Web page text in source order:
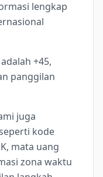
lengkap
+45,
panggilan
juga
kode
mata uang
zona waktu